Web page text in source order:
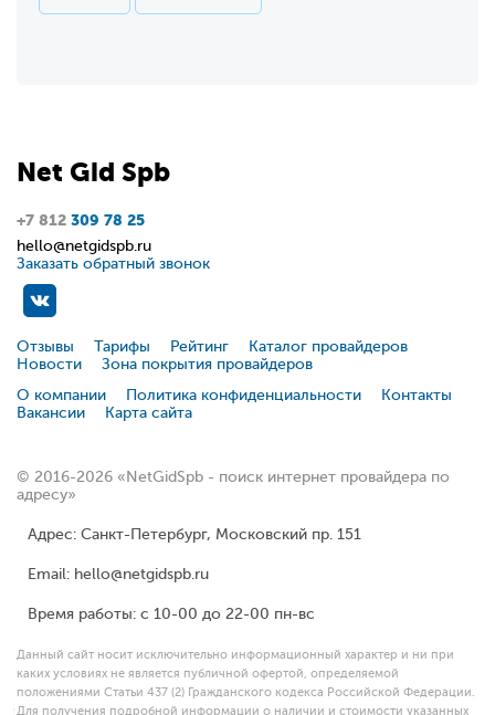
Net Gid Spb
+7 812 309 78 25
hello@netgidspb.ru
Заказать обратный звонок
Отзывы Тарифы Рейтинг
Каталог провайдеров
Новости
Зона покрытия провайдеров
О компании
Политика конфиденциальности
Контакты
Вакансии
Карта сайта
© 2016-2026 «NetGidSpb - поиск интернет провайдера по
адресу»
Адрес: Санкт-Петербург, Московский пр. 151
Email: hello@netgidspb.ru
Время работы: с 10-00 до 22-00 пн-вс
Данный сайт носит исключительно информационный характер и ни при
каких условиях не является публичной офертой, определяемой
положениями Статьи 437 (2) Гражданского кодекса Российской Федерации.
Для получения подробной информации о наличии и стоимости указанных